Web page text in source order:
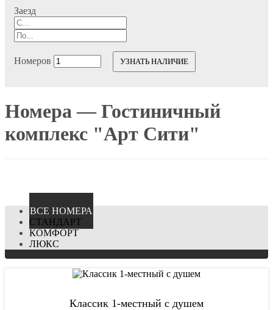
Заезд
Номеров УЗНАТЬ НАЛИЧИЕ
Номера — Гостиничный
комплекс "Арт Сити"
ВCЕ НОМЕРА
СТАНДАРТ
КОМФОРТ
ЛЮКС
Классик 1-местный с душем